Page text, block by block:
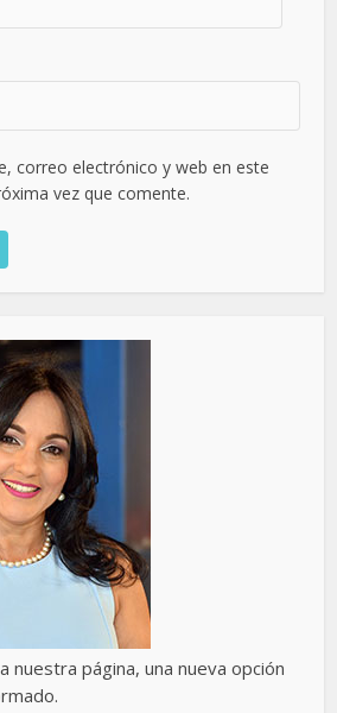
correo electrónico y web en este
vez que comente.
nuestra página, una nueva opción